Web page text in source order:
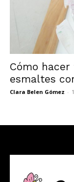
Cómo
esmaltes
Clara Belen Gómez -